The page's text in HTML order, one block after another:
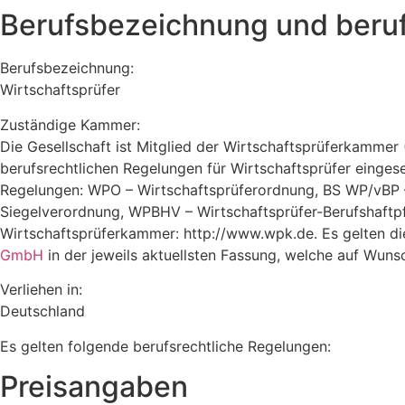
Berufsbezeichnung und
Berufsbezeichnung:
Wirtschaftsprüfer
Zuständige Kammer:
Die Gesellschaft ist Mitglied der
berufsrechtlichen Regelungen für Wirtschaftsprüfer
Regelungen: WPO – Wirtschaftsprüferordnung, BS WP/
Siegelverordnung, WPBHV – Wirtschaftsprüfer-
Wirtschaftsprüferkammer: http://www.wpk.de. Es gelten
GmbH in der jeweils aktuellsten Fassung, welche auf
Verliehen in:
Deutschland
Es gelten folgende berufsrechtliche Regelungen:
Preisangaben